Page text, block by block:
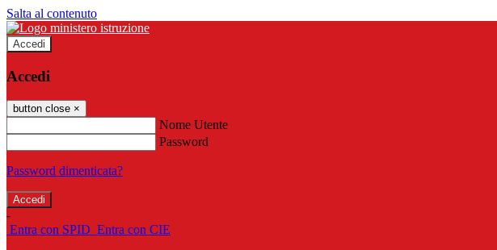
Salta al contenuto
Accedi
Accedi
button close ×
Nome Utente
Password
Password dimenticata?
-
Entra con SPID Entra con CIE